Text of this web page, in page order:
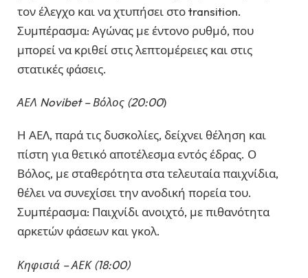
τον έλεγχο και να χτυπήσει στο transition.
Συμπέρασμα: Αγώνας με έντονο ρυθμό, που
μπορεί να κριθεί στις λεπτομέρειες και στις
στατικές φάσεις.
ΑΕΛ Novibet – Βόλος (20:00)
Η ΑΕΛ, παρά τις δυσκολίες, δείχνει θέληση και
πίστη για θετικό αποτέλεσμα εντός έδρας. Ο
Βόλος, με σταθερότητα στα τελευταία παιχνίδια,
θέλει να συνεχίσει την ανοδική πορεία του.
Συμπέρασμα: Παιχνίδι ανοιχτό, με πιθανότητα
αρκετών φάσεων και γκολ.
Κηφισιά – ΑΕΚ (18:00)